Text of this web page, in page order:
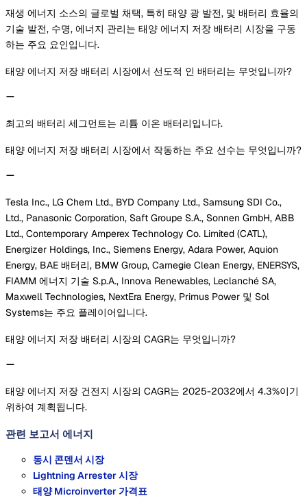
재생 에너지 소스의 글로벌 채택, 특히 태양 광 발전, 및 배터리 효율의
기술 발전, 수명, 에너지 관리는 태양 에너지 저장 배터리 시장을 구동
하는 주요 요인입니다.
태양 에너지 저장 배터리 시장에서 선도적 인 배터리는 무엇입니까?
최고의 배터리 세그먼트는 리튬 이온 배터리입니다.
태양 에너지 저장 배터리 시장에서 작동하는 주요 선수는 무엇입니까?
Tesla Inc., LG Chem Ltd., BYD Company Ltd., Samsung SDI Co.,
Ltd., Panasonic Corporation, Saft Groupe S.A., Sonnen GmbH, ABB
Ltd., Contemporary Amperex Technology Co. Limited (CATL),
Energizer Holdings, Inc., Siemens Energy, Adara Power, Aquion
Energy, BAE 배터리, BMW Group, Carnegie Clean Energy, ENERSYS,
FIAMM 에너지 기술 S.p.A., Innova Renewables, Leclanché SA,
Maxwell Technologies, NextEra Energy, Primus Power 및 Sol
Systems는 주요 플레이어입니다.
태양 에너지 저장 배터리 시장의 CAGR는 무엇입니까?
태양 에너지 저장 건전지 시장의 CAGR는 2025-2032에서 4.3%이기
위하여 계획됩니다.
관련 보고서 에너지
동시 콘덴서 시장
Lightning Arrester 시장
태양 Microinverter 가격표